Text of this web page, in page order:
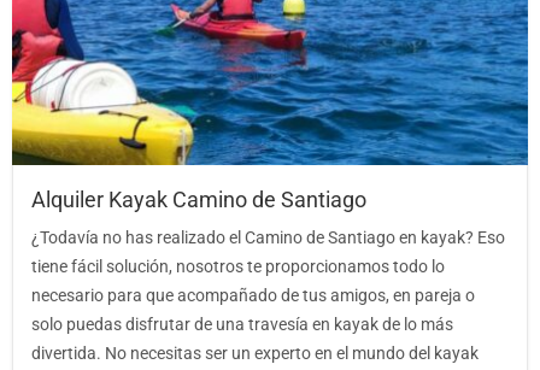
Alquiler Kayak Camino de Santiago
¿Todavía no has realizado el Camino de Santiago en kayak? Eso
tiene fácil solución, nosotros te proporcionamos todo lo
necesario para que acompañado de tus amigos, en pareja o
solo puedas disfrutar de una travesía en kayak de lo más
divertida. No necesitas ser un experto en el mundo del kayak